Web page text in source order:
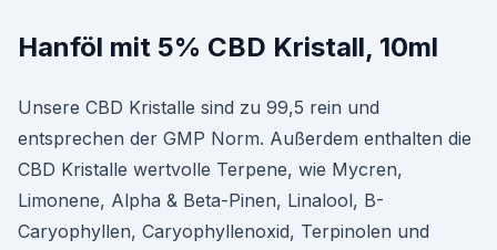
Hanföl mit 5% CBD Kristall, 10ml
Unsere CBD Kristalle sind zu 99,5 rein und
entsprechen der GMP Norm. Außerdem enthalten die
CBD Kristalle wertvolle Terpene, wie Mycren,
Limonene, Alpha & Beta-Pinen, Linalool, B-
Caryophyllen, Caryophyllenoxid, Terpinolen und